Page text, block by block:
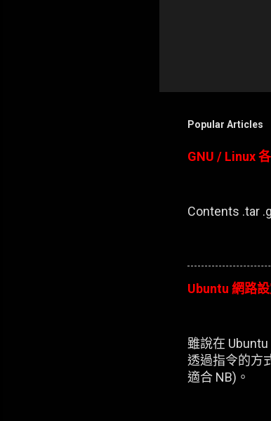
Popular Articles
GNU / Linux
Contents .tar
Ubuntu 網路
雖說在
透過指令的方
適合 NB)。